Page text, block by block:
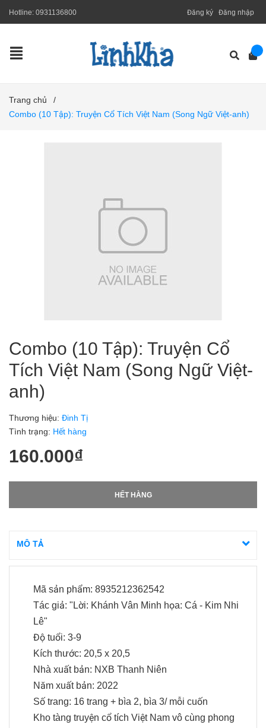
Hotline: 0931136800 Đăng ký Đăng nhập
Trang chủ
/
Combo (10 Tập): Truyện Cổ Tích Việt Nam (Song Ngữ Việt-anh)
Combo (10 Tập): Truyện Cổ
Tích Việt Nam (Song Ngữ Việt-
anh)
Thương hiệu: Đinh Tị
Tình trạng: Hết hàng
160.000₫
HẾT HÀNG
MÔ TẢ
Mã sản phẩm: 8935212362542
Tác giả: "Lời: Khánh Vân Minh họa: Cá - Kim Nhi
Lê"
Độ tuổi: 3-9
Kích thước: 20,5 x 20,5
Nhà xuất bản: NXB Thanh Niên
Năm xuất bản: 2022
Số trang: 16 trang + bìa 2, bìa 3/ mỗi cuốn
Kho tàng truyện cổ tích Việt Nam vô cùng phong